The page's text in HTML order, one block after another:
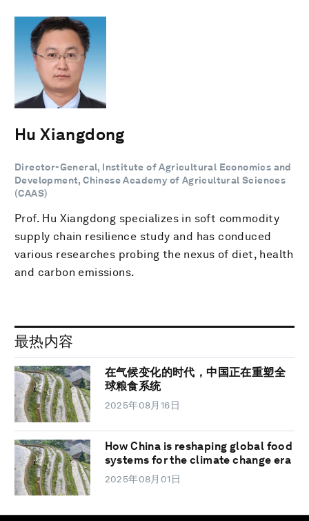
Hu Xiangdong
Director-General, Institute of Agricultural Economics and
Development, Chinese Academy of Agricultural Sciences
(CAAS)
Prof. Hu Xiangdong specializes in soft commodity
supply chain resilience study and has conduced
various researches probing the nexus of diet, health
and carbon emissions.
最热内容
在气候变化的时代，中国正在重塑全
球粮食系统
2025年08月16日
How China is reshaping global food
systems for the climate change era
2025年08月01日